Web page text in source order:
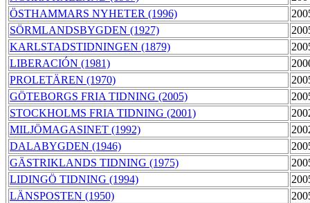
ÖSTHAMMARS NYHETER (1996)
SÖRMLANDSBYGDEN (1927)
KARLSTADSTIDNINGEN (1879)
LIBERACIÓN (1981)
PROLETÄREN (1970)
GÖTEBORGS FRIA TIDNING (2005)
STOCKHOLMS FRIA TIDNING (2001)
MILJÖMAGASINET (1992)
DALABYGDEN (1946)
GÄSTRIKLANDS TIDNING (1975)
LIDINGÖ TIDNING (1994)
LÄNSPOSTEN (1950)